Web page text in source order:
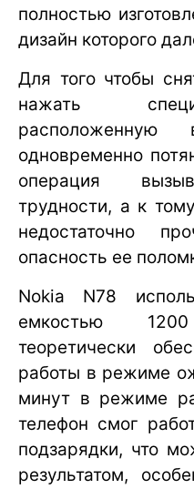
полностью
дизайн которого
Для того чтобы
нажать
одновременно
операция
трудности, а к
недостаточно
опасность ее
Nokia N78
емкостью
теоретически
работы в режиме
минут в режиме
телефон смог
подзарядки, что
результатом,